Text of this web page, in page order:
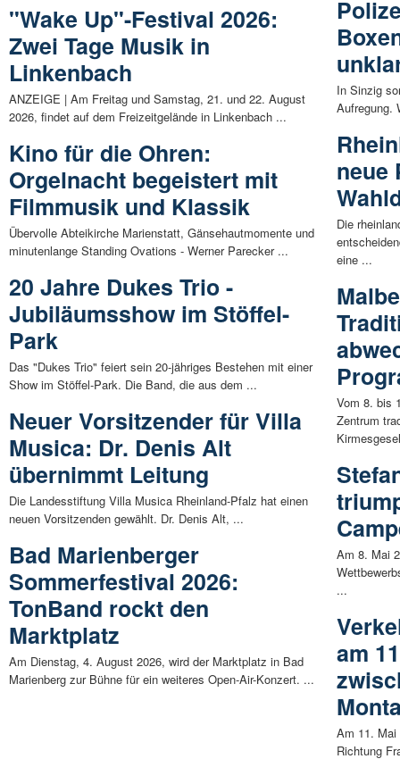
"Wake Up"-Festival 2026:
Zwei Tage Musik in
Linkenbach
ANZEIGE | Am Freitag und Samstag, 21. und 22. August
2026, findet auf dem Freizeitgelände in Linkenbach ...
Kino für die Ohren:
Orgelnacht begeistert mit
Filmmusik und Klassik
Übervolle Abteikirche Marienstatt, Gänsehautmomente und
minutenlange Standing Ovations - Werner Parecker ...
20 Jahre Dukes Trio -
Jubiläumsshow im Stöffel-
Park
Das "Dukes Trio" feiert sein 20-jähriges Bestehen mit einer
Show im Stöffel-Park. Die Band, die aus dem ...
Neuer Vorsitzender für Villa
Musica: Dr. Denis Alt
übernimmt Leitung
Die Landesstiftung Villa Musica Rheinland-Pfalz hat einen
neuen Vorsitzenden gewählt. Dr. Denis Alt, ...
Bad Marienberger
Sommerfestival 2026:
TonBand rockt den
Marktplatz
Am Dienstag, 4. August 2026, wird der Marktplatz in Bad
Marienberg zur Bühne für ein weiteres Open-Air-Konzert. ...
In Sinzig
Aufregung.
neue
Die
eine ...
Vom 8. bis
Zentrum
Am 8. Mai
...
am
Am 11.
Richtung